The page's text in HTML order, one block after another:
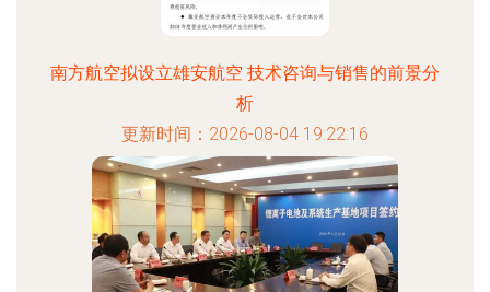
南方航空拟设立雄安航空 技术咨询与销售的前景分
析
更新时间：2026-08-04 19:22:16